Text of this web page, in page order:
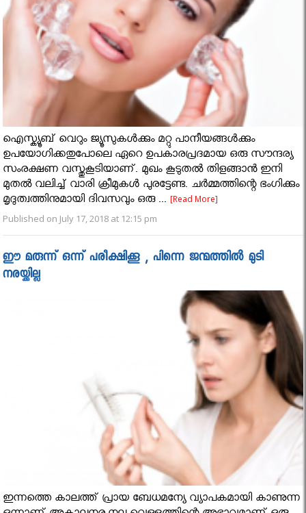
ഐസ്ക്യൂബ് വെറും ജ്യൂസുകൾക്കും മറ്റു പാനീയങ്ങൾക്കും
ഉപയോഗിക്കതുപോലെ ഏറെ ഉപകാരപ്രദമായ ഒരു സൗന്ദര്യ
സംരക്ഷണ വസ്തുകൂടിയാണ്. മുഖം കൂടുതൽ തിളങ്ങാൻ ഇനി
മുതൽ വലിച്ച് വാരി ക്രീമുകൾ പുരട്ടേണ്ട. ചര്‍മ്മത്തിന്റെ ഭംഗിക്കും
മൃദുത്വത്തിനുമായി ദിവസവും ഒരു ...[Read More]
Published on July 17, 2018 at 12:15 pm
ഈ മരുന്ന് ഒന്ന് പരീക്ഷിക്കൂ , പിന്നെ ജന്മത്തിൽ മുടി
നരയ്ക്കില്ല
ഇന്നത്തെ കാലത്ത് പ്രായ ബേധമന്യേ വ്യാപകമായി കാണുന്ന